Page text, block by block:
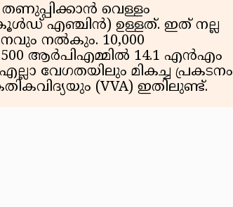
വെള്ളം
എഞ്ചിൻ) ഉള്ളത്. ഇത് നല്ല
നൽകും. 10,000
ആർപിഎമ്മിൽ 14.1 എൻഎം
വേഗതയിലും മികച്ച പ്രകടനം
(VVA) ഇതിലുണ്ട്.